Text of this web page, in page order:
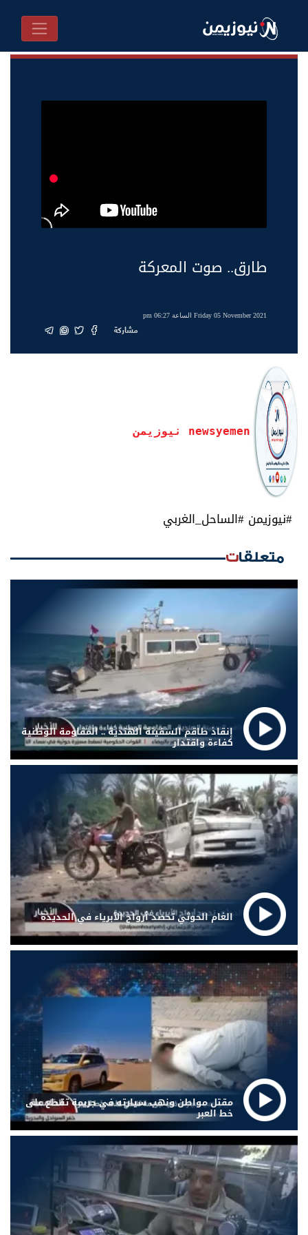
طارق.. صوت المعركة
Friday 05 November 2021 الساعة 06:27 pm
مشاركة
newsyemen نيوزيمن
#نيوزيمن #الساحل_الغربي
متعلقات
إنقاذ طاقم السفينة الهندية .. المقاومة الوطنية
كفاءة واقتدار
الغام الحوثي تحصد أرواح الأبرياء في الحديدة
مقتل مواطن ونهب سيارته في جريمة تقطع على
خط العبر